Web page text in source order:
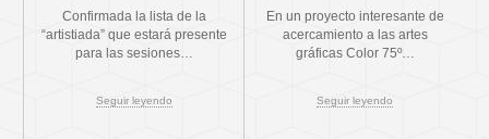
Confirmada la lista de la
“artistiada” que estará presente
para las sesiones…
Seguir leyendo
En un proyecto interesante de
acercamiento a las artes
gráficas Color 75º…
Seguir leyendo